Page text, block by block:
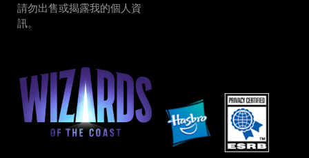
請勿出售或揭露我的個人資
訊。